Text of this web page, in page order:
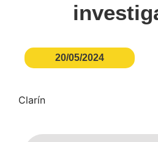
20/05/2024
Clarín